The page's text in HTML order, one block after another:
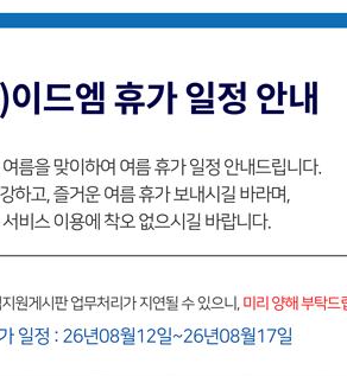
고객사 유지보수지원 게시판
로 처리해 드리며, 별도의 안내없이 처리